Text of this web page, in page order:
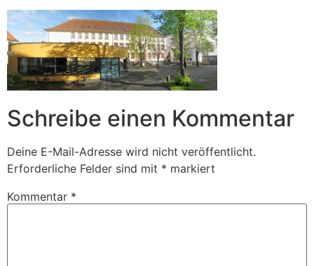
Schreibe einen Kommentar
Deine E-Mail-Adresse wird nicht veröffentlicht.
Erforderliche Felder sind mit * markiert
Kommentar *